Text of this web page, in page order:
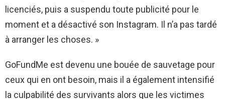
licenciés, puis a suspendu toute publicité pour le
moment et a désactivé son Instagram. Il n’a pas tardé
à arranger les choses. »
GoFundMe est devenu une bouée de sauvetage pour
ceux qui en ont besoin, mais il a également intensifié
la culpabilité des survivants alors que les victimes